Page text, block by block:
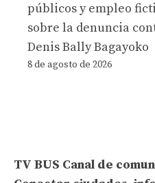
públicos y empleo
sobre la denuncia
Denis Bally Bagayoko
8 de agosto de 2026
TV BUS Canal de